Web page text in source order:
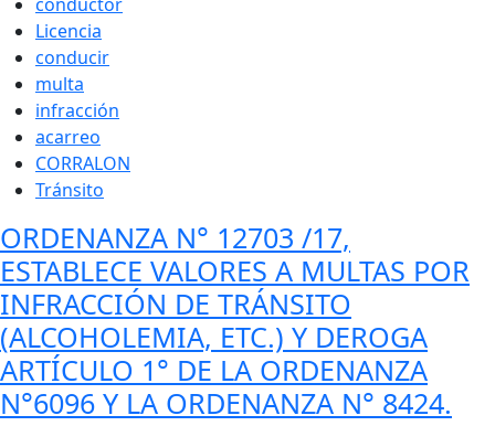
Licencia
conducir
multa
infracción
acarreo
CORRALON
Tránsito
ORDENANZA N° 12703 /17,
ESTABLECE VALORES A MULTAS POR
INFRACCIÓN DE TRÁNSITO
(ALCOHOLEMIA, ETC.) Y DEROGA
ARTÍCULO 1° DE LA ORDENANZA
N°6096 Y LA ORDENANZA N° 8424.